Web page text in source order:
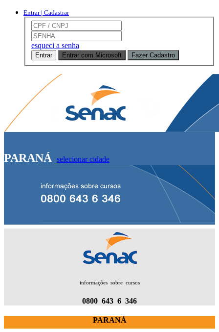
Entrar | Cadastrar
esqueci a senha
Entrar Entrar com Microsoft Fazer Cadastro
PARANÁ selecionar cidade
informações sobre cursos
0800 643 6 346
PARANÁ